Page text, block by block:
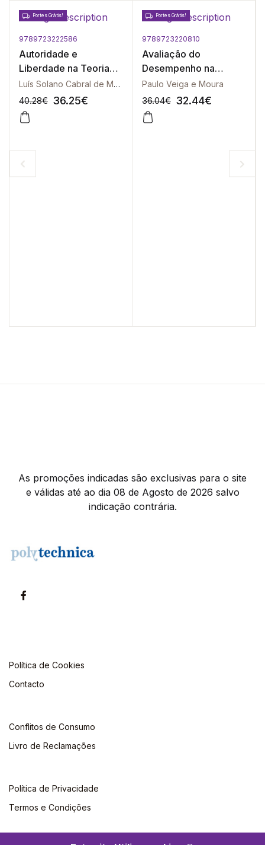
Portes Grátis!
9789723222586
Autoridade e
Liberdade na Teoria
do Acto AdministrativoLuís Solano Cabral de Moncada
40.28€ 36.25€
Portes Grátis!
-10%
9789723220810
Avaliação do
Desempenho na
Administração Pública,
A
Paulo Veiga e Moura
36.04€ 32.44€
As promoções indicadas são exclusivas para o site
e válidas até ao dia 08 de Agosto de 2026 salvo
indicação contrária.
Política de Cookies
Contacto
Conflitos de Consumo
Livro de Reclamações
Política de Privacidade
Termos e Condições